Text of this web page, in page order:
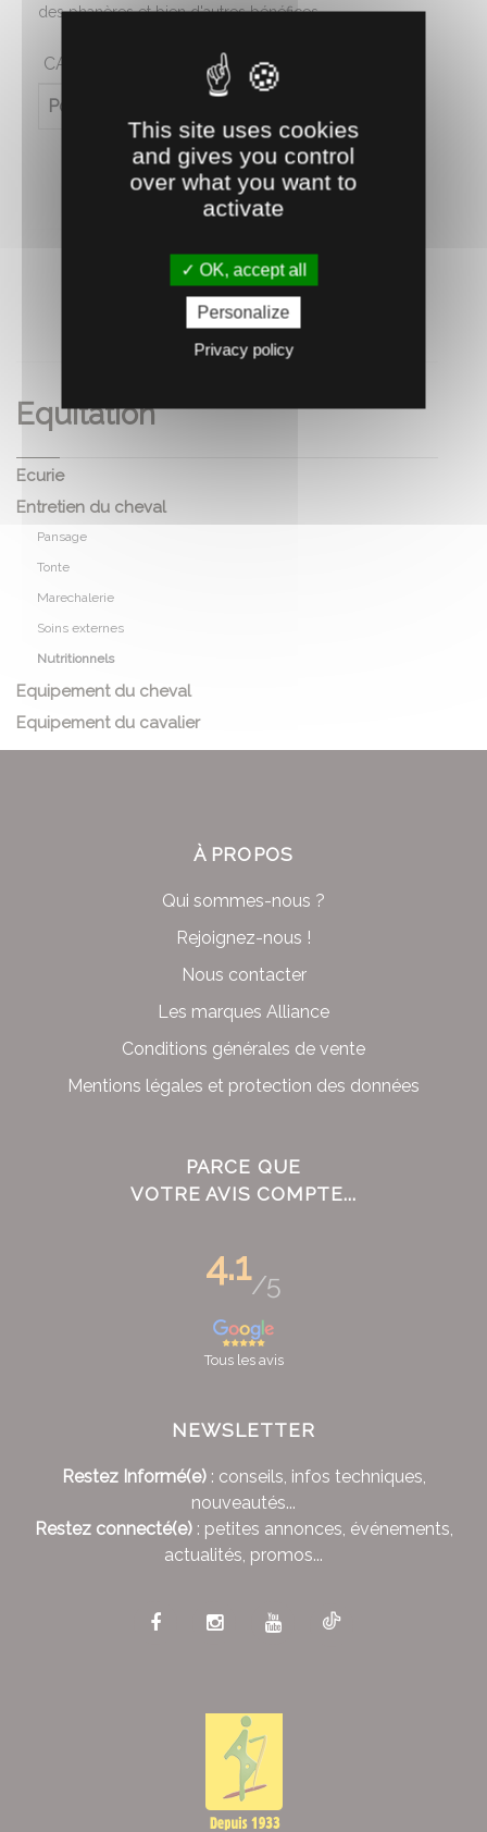
des phanères et bien d'autres bénéfices.
CARACTÉRISTIQUES
Poids (en kg)
RECOMMANDEZ CE PRODUIT À UN AMI
Equitation
Ecurie
Entretien du cheval
Pansage
Tonte
Marechalerie
Soins externes
Nutritionnels
Equipement du cheval
Equipement du cavalier
À PROPOS
Qui sommes-nous ?
Rejoignez-nous !
Nous contacter
Les marques Alliance
Conditions générales de vente
Mentions légales et protection des données
PARCE QUE
VOTRE AVIS COMPTE...
4.1/5
Tous les avis
NEWSLETTER
Restez Informé(e): conseils, infos techniques,
nouveautés...
Restez connecté(e): petites annonces, événements,
actualités, promos...
This site uses cookies
and gives you control
over what you want to
activate
OK, accept all
Personalize
Privacy policy